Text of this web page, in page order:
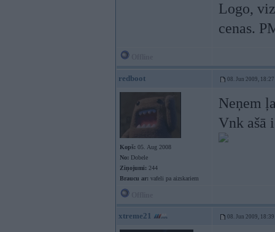
Logo,
cenas.
redboot 08. Jun 2009, 18:27
Kopš: 05. Aug 2008
No: Dobele
Ziņojumi: 244
Braucu ar: vafeli pa aizskariem
Neņem
Vnk ašā
xtreme21 08. Jun 2009, 18:39